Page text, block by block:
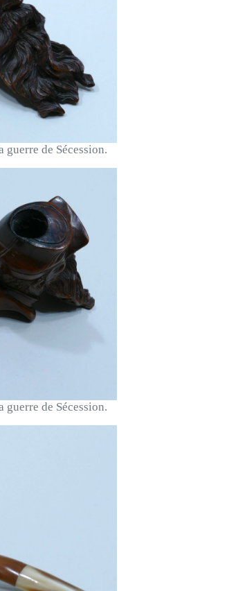
de Sécession.
de Sécession.